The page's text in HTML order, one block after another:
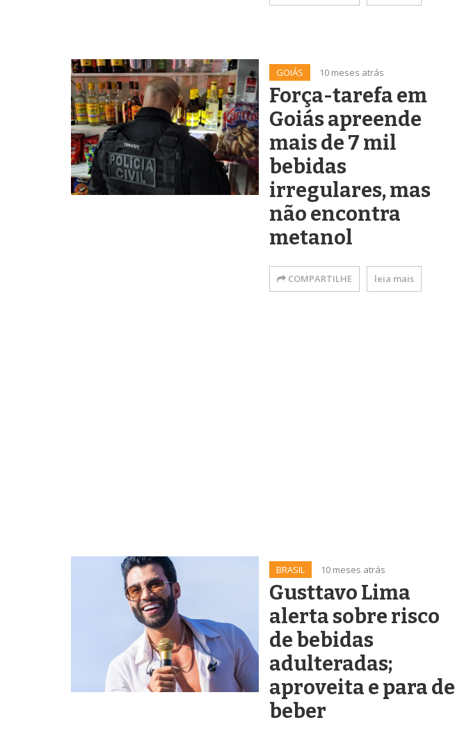
GOIÁS 10 meses atrás
Força-tarefa em
Goiás apreende
mais de 7 mil
bebidas
irregulares, mas
não encontra
metanol
COMPARTILHE leia mais
BRASIL 10 meses atrás
Gusttavo Lima
alerta sobre risco
de bebidas
adulteradas;
aproveita e para de
beber